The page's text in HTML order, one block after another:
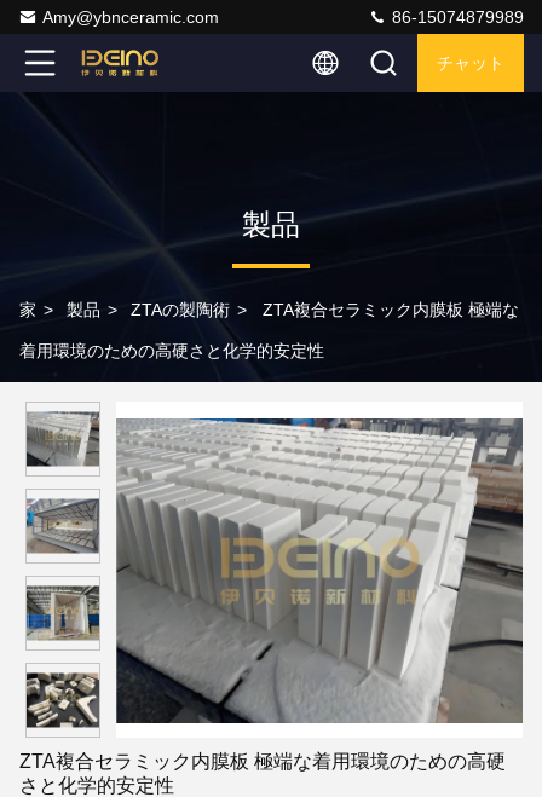
Amy@ybnceramic.com 86-15074879989
チャット
製品
家 > 製品 > ZTAの製陶術 > ZTA複合セラミック内膜板 極端な
着用環境のための高硬さと化学的安定性
ZTA複合セラミック内膜板 極端な着用環境のための高硬
さと化学的安定性